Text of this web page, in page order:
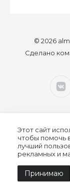
© 2026
Сделано
Согласие на
Политика
Этот сайт
чтобы помочь
лучший
рекламных и
Принимаю